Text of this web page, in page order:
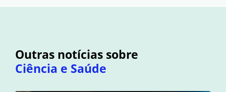
Outras notícias sobre
Ciência e Saúde